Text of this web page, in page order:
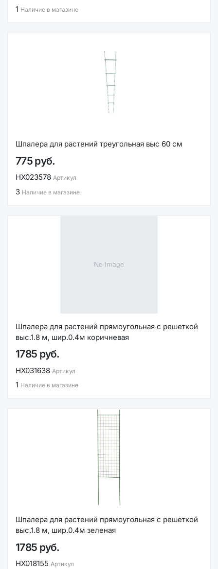
1 Наличие в магазине
Шпалера для растений треугольная выс 60 см
775 руб.
НХ023578 Артикул
3 Наличие в магазине
Шпалера для растений прямоугольная с решеткой
выс.1.8 м, шир.0.4м коричневая
1785 руб.
НХ031638 Артикул
1 Наличие в магазине
Шпалера для растений прямоугольная с решеткой
выс.1.8 м, шир.0.4м зеленая
1785 руб.
НХ018155 Артикул